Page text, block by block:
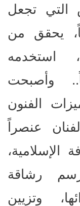
التي تجعل
يحقق من
استخدمه
وأصبحت
الفنون
عنصراً
الإسلامية،
رشاقة
وتزيين